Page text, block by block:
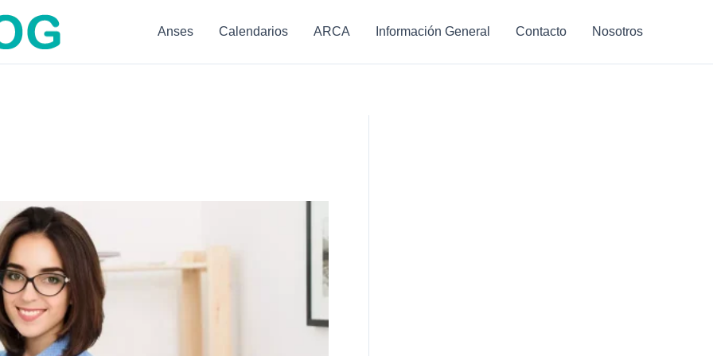
Anses Calendarios ARCA Información General Contacto Nosotros